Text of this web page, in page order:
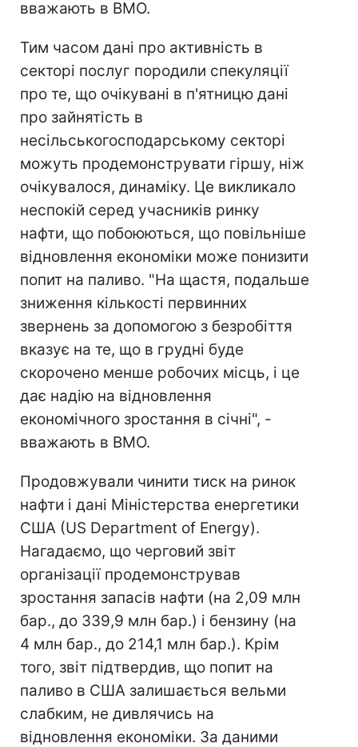
вважають в BMO.
Тим часом дані про активність в
секторі послуг породили спекуляції
про те, що очікувані в п'ятницю дані
про зайнятість в
несільськогосподарському секторі
можуть продемонструвати гіршу, ніж
очікувалося, динаміку. Це викликало
неспокій серед учасників ринку
нафти, що побоюються, що повільніше
відновлення економіки може понизити
попит на паливо. "На щастя, подальше
зниження кількості первинних
звернень за допомогою з безробіття
вказує на те, що в грудні буде
скорочено менше робочих місць, і це
дає надію на відновлення
економічного зростання в січні", -
вважають в BMO.
Продовжували чинити тиск на ринок
нафти і дані Міністерства енергетики
США (US Department of Energy).
Нагадаємо, що черговий звіт
організації продемонстрував
зростання запасів нафти (на 2,09 млн
бар., до 339,9 млн бар.) і бензину (на
4 млн бар., до 214,1 млн бар.). Крім
того, звіт підтвердив, що попит на
паливо в США залишається вельми
слабким, не дивлячись на
відновлення економіки. За даними